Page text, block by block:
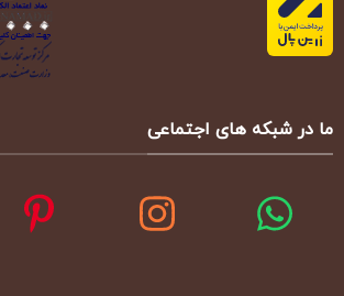
ما در شبکه های اجتماعی